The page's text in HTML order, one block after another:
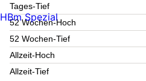
Tages-Tief
52 Wochen-Hoch
52 Wochen-Tief
Allzeit-Hoch
Allzeit-Tief
HBm Spezial